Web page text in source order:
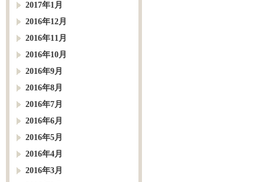
2017年1月
2016年12月
2016年11月
2016年10月
2016年9月
2016年8月
2016年7月
2016年6月
2016年5月
2016年4月
2016年3月